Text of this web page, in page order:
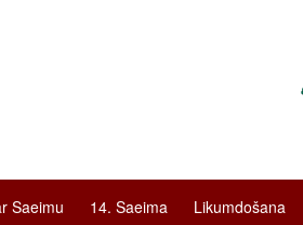
Saeimu 14. Saeima Likumdošana